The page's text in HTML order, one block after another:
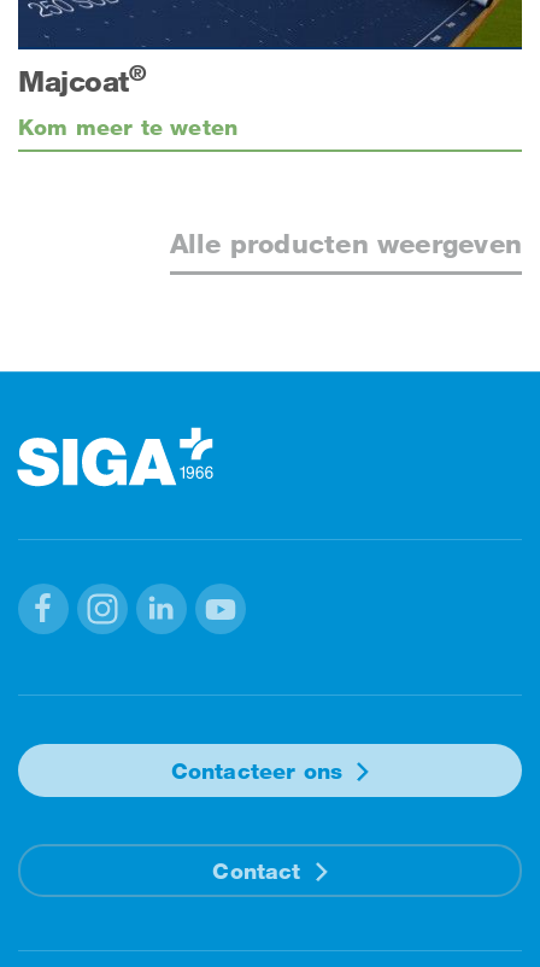
Majcoat®
Kom meer te weten
Alle producten weergeven
Contacteer ons
Contact